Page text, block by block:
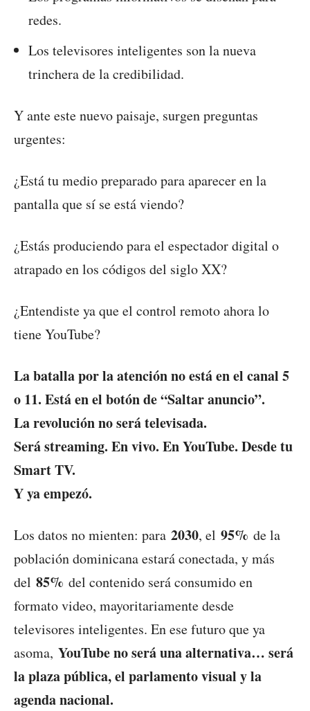
redes.
Los televisores inteligentes son la nueva
trinchera de la credibilidad.
Y ante este nuevo paisaje, surgen preguntas
urgentes:
¿Está tu medio preparado para aparecer en la
pantalla que sí se está viendo?
¿Estás produciendo para el espectador digital o
atrapado en los códigos del siglo XX?
¿Entendiste ya que el control remoto ahora lo
tiene YouTube?
La batalla por la atención no está en el canal 5
o 11. Está en el botón de “Saltar anuncio”.
La revolución no será televisada.
Será streaming. En vivo. En YouTube. Desde tu
Smart TV.
Y ya empezó.
Los datos no mienten: para 2030, el 95% de la
población dominicana estará conectada, y más
del 85% del contenido será consumido en
formato video, mayoritariamente desde
televisores inteligentes. En ese futuro que ya
asoma, YouTube no será una alternativa… será
la plaza pública, el parlamento visual y la
agenda nacional.